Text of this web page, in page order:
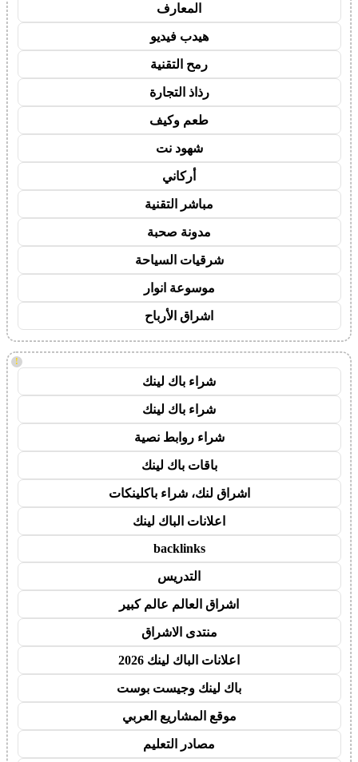
المعارف
هيدب فيديو
رمح التقنية
رذاذ التجارة
طعم وكيف
شهود نت
أركاني
مباشر التقنية
مدونة صحبة
شرقيات السياحة
موسوعة انوار
اشراق الأرباح
!
شراء باك لينك
شراء باك لينك
شراء روابط نصية
باقات باك لينك
اشراق لنك، شراء باكلينكات
اعلانات الباك لينك
backlinks
التدريس
اشراق العالم عالم كبير
منتدى الاشراق
اعلانات الباك لينك 2026
باك لينك وجيست بوست
موقع المشاريع العربي
مصادر التعليم